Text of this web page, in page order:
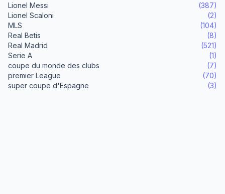
Lionel Messi
(387)
Lionel Scaloni
(2)
MLS
(104)
Real Betis
(8)
Real Madrid
(521)
Serie A
(1)
coupe du monde des clubs
(7)
premier League
(70)
super coupe d'Espagne
(3)